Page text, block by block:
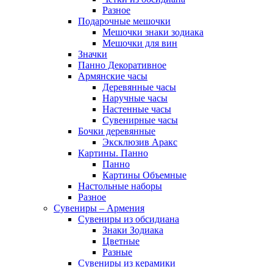
Разное
Подарочные мешочки
Мешочки знаки зодиака
Мешочки для вин
Значки
Панно Декоративное
Армянские часы
Деревянные часы
Наручные часы
Настенные часы
Сувенирные часы
Бочки деревянные
Эксклюзив Аракс
Картины. Панно
Панно
Картины Объемные
Настольные наборы
Разное
Сувениры – Армения
Сувениры из обсидиана
Знаки Зодиака
Цветные
Разные
Сувениры из керамики